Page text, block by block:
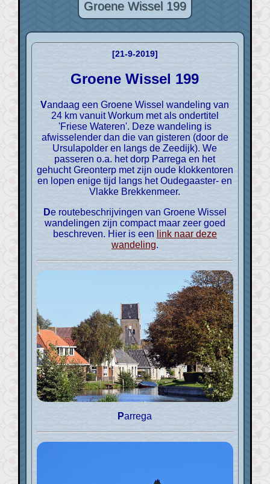
Groene Wissel 199
[21-9-2019]
Groene Wissel 199
Vandaag een Groene Wissel wandeling van
24 km vanuit Workum met als ondertitel
'Friese Wateren'. Deze wandeling is
afwisselender dan die van gisteren (door de
Ursulapolder en langs de Zeedijk). We
passeren o.a. het dorp Parrega en het
gehucht Greonterp met zijn oude klokkentoren
en lopen enige tijd langs het Oudegaaster- en
Vlakke Brekkenmeer.
De routebeschrijvingen van Groene Wissel
wandelingen zijn compact maar zeer goed
beschreven. Hier is een link naar deze
wandeling.
Parrega